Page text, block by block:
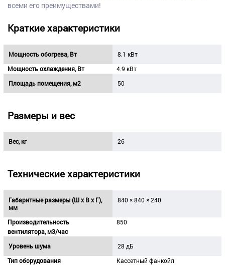
всеми его преимуществами!
Краткие характеристики
Мощность обогрева, Вт
8.1 кВт
Мощность охлаждения, Вт
4.9 кВт
Площадь помещения, м2
50
Размеры и вес
Вес, кг 26
Технические характеристики
Габаритные размеры (Ш х В х Г),
мм
840 × 840 × 240
Производительность
вентилятора, м3/час
850
Уровень шума
28 дБ
Тип оборудования
Кассетный фанкойл